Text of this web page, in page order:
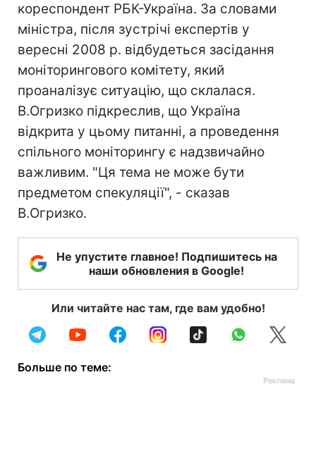
кореспондент РБК-Україна. За словами
міністра, після зустрічі експертів у
вересні 2008 р. відбудеться засідання
моніторингового комітету, який
проаналізує ситуацію, що склалася.
В.Огризко підкреслив, що Україна
відкрита у цьому питанні, а проведення
спільного моніторингу є надзвичайно
важливим. "Ця тема не може бути
предметом спекуляції", - сказав
В.Огризко.
Не упустите главное! Подпишитесь на
наши обновления в Google!
Или читайте нас там, где вам удобно!
Больше по теме: